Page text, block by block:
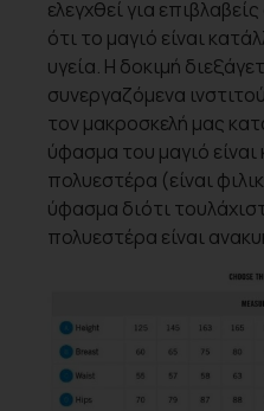
ελεγχθεί για
ότι το μαγιό είναι
υγεία. Η δοκιμή
συνεργαζόμενα
τον μακροσκελή μας
ύφασμα του μαγιό
πολυεστέρα (είναι
ύφασμα διότι
πολυεστέρα είναι